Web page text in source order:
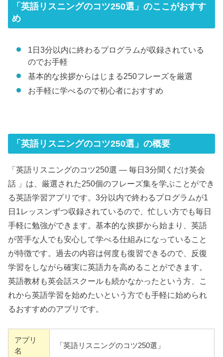
「英語リスニングのコツ250選」のここがおすす
め
1日3分以内に終わるプログラムが収録されている
のでお手軽
基本的な挨拶からはじまる250フレーズを厳選
お手軽に学べるので初心者におすすめ
「英語リスニングのコツ250選」の概要
「英語リスニングのコツ250選 — 毎日3分聞くだけ英会
話 」は、厳選された250個のフレーズ集を学ぶことができ
る英語学習アプリです。3分以内で終わるプログラムが1
日1レッスンずつ収録されているので、忙しい方でも毎日
手軽に勉強ができます。基本的な挨拶から始まり、英語
が苦手な人でも安心して学べる仕組みになっていること
が特徴です。過去の内容は何度も復習できるので、反復
学習をしながら確実に英語力を高めることができます。
英語教材も英会話スクールも続かなかったという方、こ
れから英語学習を始めたいという方でも手軽に始められ
るおすすめのアプリです。
アプリ
名
「英語リスニングのコツ250選」